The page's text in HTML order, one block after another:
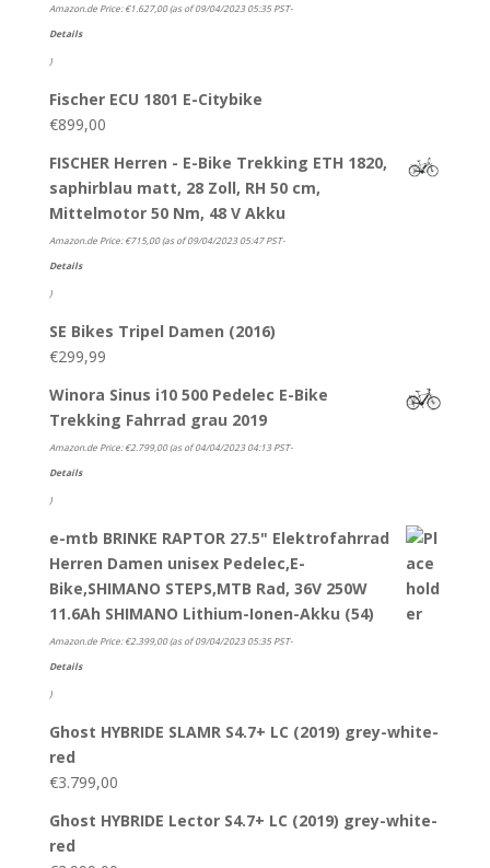
Amazon.de Price:€1.627,00(as of 09/04/2023 05:35 PST-
Details
)
Fischer ECU 1801 E-Citybike
€899,00
FISCHER Herren - E-Bike Trekking ETH 1820,
saphirblau matt, 28 Zoll, RH 50 cm,
Mittelmotor 50 Nm, 48 V Akku
Amazon.de Price:€715,00(as of 09/04/2023 05:47 PST-
Details
)
SE Bikes Tripel Damen (2016)
€299,99
Winora Sinus i10 500 Pedelec E-Bike
Trekking Fahrrad grau 2019
Amazon.de Price:€2.799,00(as of 04/04/2023 04:13 PST-
Details
)
e-mtb BRINKE RAPTOR 27.5" Elektrofahrrad
Herren Damen unisex Pedelec,E-
Bike,SHIMANO STEPS,MTB Rad, 36V 250W
11.6Ah SHIMANO Lithium-Ionen-Akku (54)
Amazon.de Price:€2.399,00(as of 09/04/2023 05:35 PST-
Details
)
Ghost HYBRIDE SLAMR S4.7+ LC (2019) grey-white-
red
€3.799,00
Ghost HYBRIDE Lector S4.7+ LC (2019) grey-white-
red